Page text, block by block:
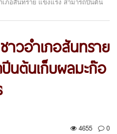
วอำเภอสันทราย
นต้นเก็บผลมะก๊อ
4655
0